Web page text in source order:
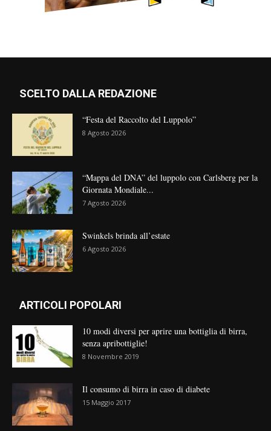
SCELTO DALLA REDAZIONE
“Festa del Raccolto del Luppolo”
8 Agosto 2026
“Mappa del DNA” del luppolo con Carlsberg per la
Giornata Mondiale...
7 Agosto 2026
Swinkels brinda all’estate
6 Agosto 2026
ARTICOLI POPOLARI
10 modi diversi per aprire una bottiglia di birra,
senza apribottiglie!
8 Novembre 2019
Il consumo di birra in caso di diabete
15 Maggio 2017